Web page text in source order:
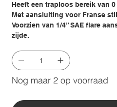
Heeft een traploos bereik van
Met aansluiting voor Franse
Voorzien van 1/4” SAE flare
zijde.
Nog maar 2 op voorraad